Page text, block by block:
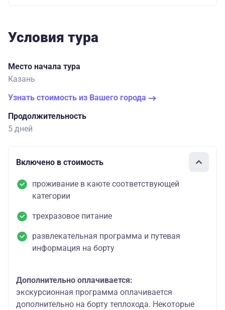
Условия тура
Место начала тура
Казань
Узнать стоимость из Вашего города
Продолжительность
5 дней
Включено в стоимость
проживание в каюте соответствующей
категории
трехразовое питание
развлекательная программа и путевая
информация на борту
Дополнительно оплачивается:
экскурсионная программа оплачивается
дополнительно на борту теплохода. Некоторые